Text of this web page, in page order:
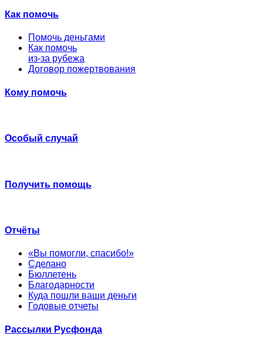
Как помочь
Помочь деньгами
Как помочь
из-за рубежа
Договор пожертвования
Кому помочь
Особый случай
Получить помощь
Отчёты
«Вы помогли, спасибо!»
Сделано
Бюллетень
Благодарности
Куда пошли ваши деньги
Годовые отчеты
Рассылки Русфонда